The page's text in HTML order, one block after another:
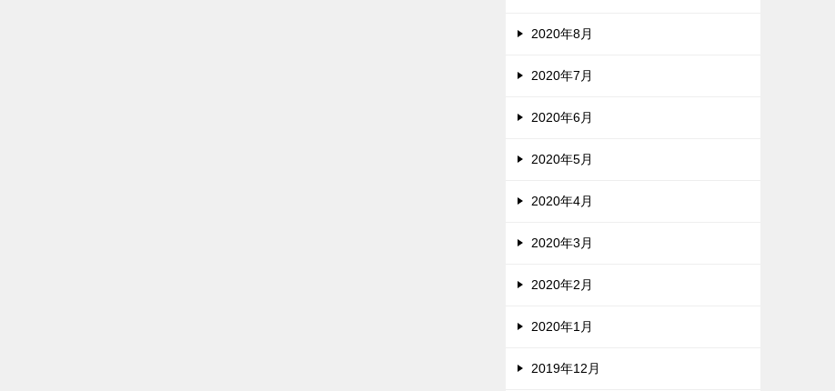
2020年8月
2020年7月
2020年6月
2020年5月
2020年4月
2020年3月
2020年2月
2020年1月
2019年12月